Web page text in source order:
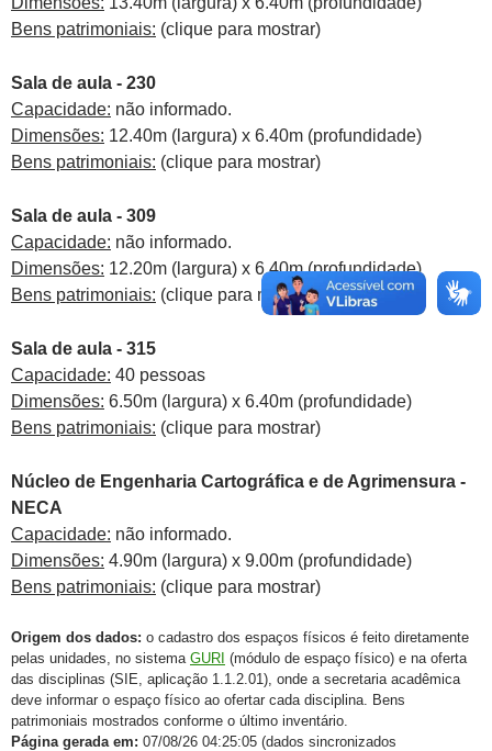
Bens patrimoniais: (clique para mostrar)
Sala de aula - 230
Capacidade: não informado.
Dimensões: 12.40m (largura) x 6.40m (profundidade)
Bens patrimoniais: (clique para mostrar)
Sala de aula - 309
Capacidade: não informado.
Dimensões: 12.20m (largura) x 6.40m (profundidade)
Bens patrimoniais: (clique para mostrar)
Sala de aula - 315
Capacidade: 40 pessoas
Dimensões: 6.50m (largura) x 6.40m (profundidade)
Bens patrimoniais: (clique para mostrar)
Núcleo de Engenharia Cartográfica e de Agrimensura -
NECA
Capacidade: não informado.
Dimensões: 4.90m (largura) x 9.00m (profundidade)
Bens patrimoniais: (clique para mostrar)
Origem dos dados: o cadastro dos espaços físicos é feito diretamente
pelas unidades, no sistema GURI (módulo de espaço físico) e na oferta
das disciplinas (SIE, aplicação 1.1.2.01), onde a secretaria acadêmica
deve informar o espaço físico ao ofertar cada disciplina. Bens
patrimoniais mostrados conforme o último inventário.
Página gerada em: 07/08/26 04:25:05 (dados sincronizados